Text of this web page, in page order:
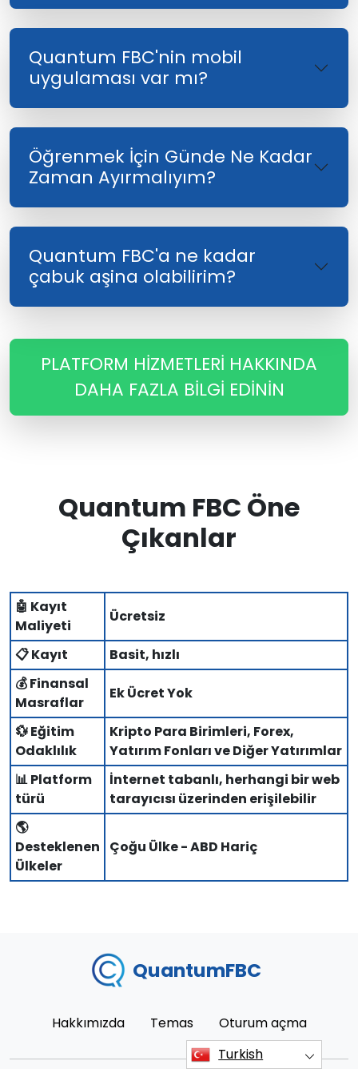
Quantum FBC'nin mobil
uygulaması var mı?
Öğrenmek İçin Günde Ne Kadar
Zaman Ayırmalıyım?
Quantum FBC'a ne kadar
çabuk aşina olabilirim?
PLATFORM HIZMETLERI HAKKINDA
DAHA FAZLA BILGI EDININ
Quantum FBC Öne
Çıkanlar
🤖 Kayıt
Maliyeti
Ücretsiz
📋 Kayıt
Basit, hızlı
💰 Finansal
Masraflar
Ek Ücret Yok
💱 Eğitim
Odaklılık
Kripto Para Birimleri, Forex,
Yatırım Fonları ve Diğer Yatırımlar
📊 Platform
türü
İnternet tabanlı, herhangi bir web
tarayıcısı üzerinden erişilebilir
🌎
Desteklenen
Ülkeler
Çoğu Ülke - ABD Hariç
QuantumFBC
Hakkımızda Temas
Oturum açma
Turkish